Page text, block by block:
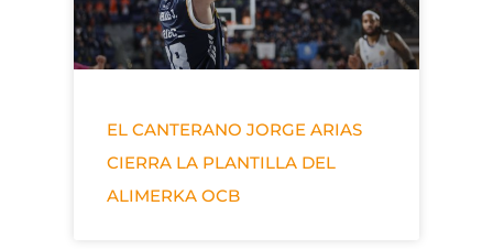
EL CANTERANO JORGE ARIAS
CIERRA LA PLANTILLA DEL
ALIMERKA OCB